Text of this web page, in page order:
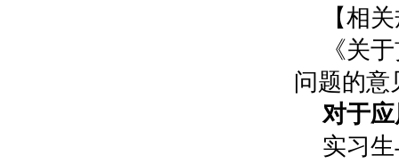
【相
《关
问题的意
对于
实习